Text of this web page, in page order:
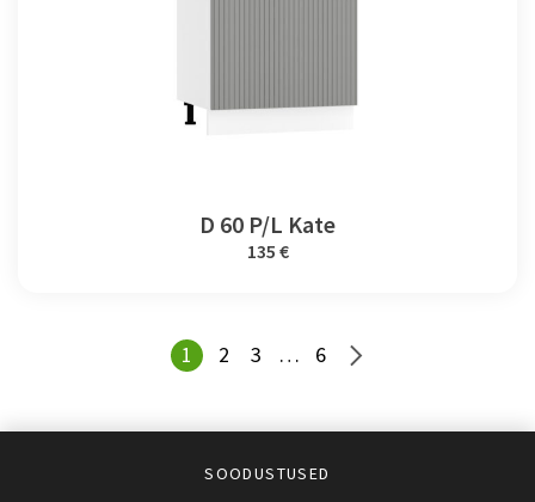
D 60 P/L Kate
135 €
1 2 3 … 6
SOODUSTUSED